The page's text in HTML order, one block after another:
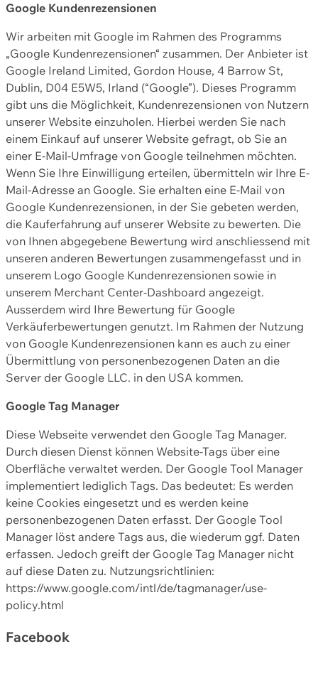
Google Kundenrezensionen
Wir arbeiten mit Google im Rahmen des Programms
„Google Kundenrezensionen“ zusammen. Der Anbieter ist
Google Ireland Limited, Gordon House, 4 Barrow St,
Dublin, D04 E5W5, Irland (“Google”). Dieses Programm
gibt uns die Möglichkeit, Kundenrezensionen von Nutzern
unserer Website einzuholen. Hierbei werden Sie nach
einem Einkauf auf unserer Website gefragt, ob Sie an
einer E-Mail-Umfrage von Google teilnehmen möchten.
Wenn Sie Ihre Einwilligung erteilen, übermitteln wir Ihre E-
Mail-Adresse an Google. Sie erhalten eine E-Mail von
Google Kundenrezensionen, in der Sie gebeten werden,
die Kauferfahrung auf unserer Website zu bewerten. Die
von Ihnen abgegebene Bewertung wird anschliessend mit
unseren anderen Bewertungen zusammengefasst und in
unserem Logo Google Kundenrezensionen sowie in
unserem Merchant Center-Dashboard angezeigt.
Ausserdem wird Ihre Bewertung für Google
Verkäuferbewertungen genutzt. Im Rahmen der Nutzung
von Google Kundenrezensionen kann es auch zu einer
Übermittlung von personenbezogenen Daten an die
Server der Google LLC. in den USA kommen.
Google Tag Manager
Diese Webseite verwendet den Google Tag Manager.
Durch diesen Dienst können Website-Tags über eine
Oberfläche verwaltet werden. Der Google Tool Manager
implementiert lediglich Tags. Das bedeutet: Es werden
keine Cookies eingesetzt und es werden keine
personenbezogenen Daten erfasst. Der Google Tool
Manager löst andere Tags aus, die wiederum ggf. Daten
erfassen. Jedoch greift der Google Tag Manager nicht
auf diese Daten zu. Nutzungsrichtlinien:
https://www.google.com/intl/de/tagmanager/use-
policy.html
Facebook